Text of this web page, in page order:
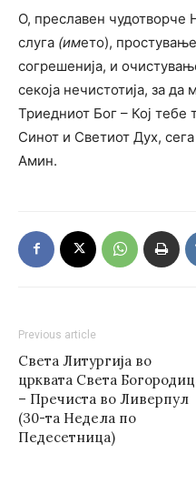
О, преславен чудотворче
слуга (името),
согрешенија, и
секоја нечистотија, за
Триедниот Бог – Кој тебе
Синот и Светиот Дух,
Амин.
Previous article
Света Литургија во
црквата Света
– Пречиста во Ливерпул
(30-та Недела по
Педесетница)